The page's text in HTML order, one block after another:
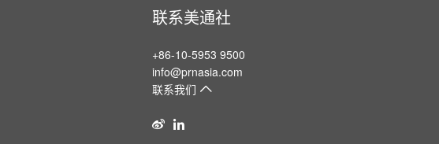
联系美通社
+86-10-5953 9500
info@prnasia.com
联系我们